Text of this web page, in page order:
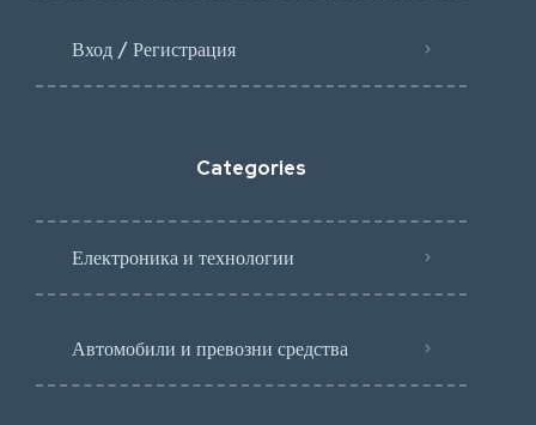
Вход / Регистрация
Categories
Електроника и технологии
Автомобили и превозни средства